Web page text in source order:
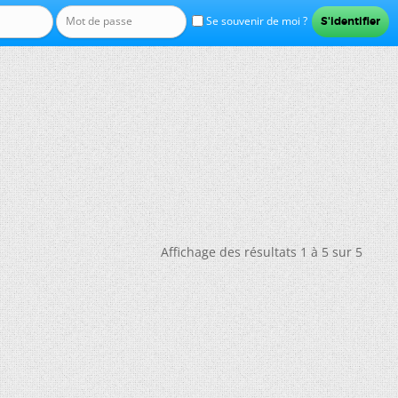
Se souvenir de moi ?
Affichage des résultats 1 à 5 sur 5